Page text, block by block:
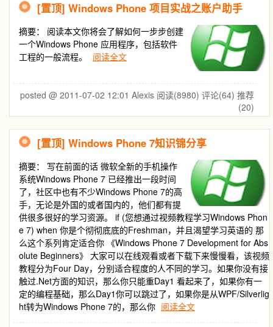
[置顶] Windows Phone 项目实战之账户助手
摘要： 阅读本文你将会了解如何一步步创建
一个Windows Phone 应用程序，包括软件
工程的一般流程。
阅读全文
posted @ 2011-07-02 12:01 Alexis 阅读(8980) 评论(64) 推荐
(20)
[置顶] Windows Phone 7知识锦分享
摘要： 写在前面的话 微软全新的手机操作
系统Windows Phone 7 已经推出一段时间
了，社区中也有不少Windows Phone 7的高
手，无论是外国的或者国内的，他们都有提
供很多很好的学习资源。 if (您想通过视频教程学习Windows Phon
e 7) when 你是个彻彻底底的Freshman，并且渴望学习英语的 那
么这个系列肯定适合你 《Windows Phone 7 Development for Abs
olute Beginners》 大家可以在线观看或者下载下来慢慢看，该视频
教程分为Four Day，分别适合程度的人不同的学习。如果你没有接
触过.Net方面的知识，那么你只能重Day1 看起来了，如果你有一
定的编程基础，那么Day1你可以跳过了，如果你是从WPF/Silverlig
ht转为Windows Phone 7的，那么你 阅读全文